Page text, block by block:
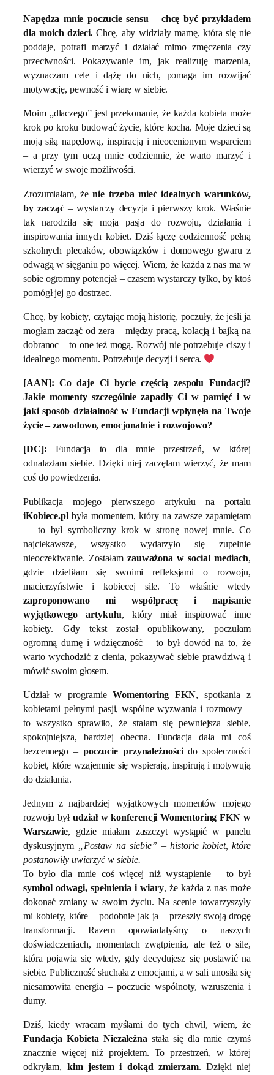
Napędza mnie poczucie sensu – chcę być przykładem
dla moich dzieci. Chcę, aby widziały mamę, która się nie
poddaje, potrafi marzyć i działać mimo zmęczenia czy
przeciwności. Pokazywanie im, jak realizuję marzenia,
wyznaczam cele i dążę do nich, pomaga im rozwijać
motywację, pewność i wiarę w siebie.
Moim „dlaczego” jest przekonanie, że każda kobieta może
krok po kroku budować życie, które kocha. Moje dzieci są
moją siłą napędową, inspiracją i nieocenionym wsparciem
– a przy tym uczą mnie codziennie, że warto marzyć i
wierzyć w swoje możliwości.
Zrozumiałam, żenie trzeba mieć idealnych warunków,
by zacząć– wystarczy decyzja i pierwszy krok. Właśnie
tak narodziła się moja pasja do rozwoju, działania i
inspirowania innych kobiet. Dziś łączę codzienność pełną
szkolnych plecaków, obowiązków i domowego gwaru z
odwagą w sięganiu po więcej. Wiem, że każda z nas ma w
sobie ogromny potencjał – czasem wystarczy tylko, by ktoś
pomógł jej go dostrzec.
Chcę, by kobiety, czytając moją historię, poczuły, że jeśli ja
mogłam zacząć od zera – między pracą, kolacją i bajką na
dobranoc – to one też mogą. Rozwój nie potrzebuje ciszy i
idealnego momentu. Potrzebuje decyzji i serca.
[AAN]: Co daje Ci bycie częścią zespołu Fundacji?
Jakie momenty szczególnie zapadły Ci w pamięć i w
jaki sposób działalność w Fundacji wpłynęła na Twoje
życie – zawodowo, emocjonalnie i rozwojowo?
[DC]: Fundacja to dla mnie przestrzeń, w której
odnalazłam siebie. Dzięki niej zaczęłam wierzyć, że mam
coś do powiedzenia.
Publikacja mojego pierwszego artykułu na portalu
iKobiece.plbyła momentem, który na zawsze zapamiętam
— to był symboliczny krok w stronę nowej mnie. Co
najciekawsze, wszystko wydarzyło się zupełnie
nieoczekiwanie. Zostałam zauważona w social mediach,
gdzie dzieliłam się swoimi refleksjami o rozwoju,
macierzyństwie i kobiecej sile. To właśnie wtedy
zaproponowano mi współpracę i napisanie
wyjątkowego artykułu, który miał inspirować inne
kobiety. Gdy tekst został opublikowany, poczułam
ogromną dumę i wdzięczność – to był dowód na to, że
warto wychodzić z cienia, pokazywać siebie prawdziwą i
mówić swoim głosem.
Udział w programieWomentoring FKN, spotkania z
kobietami pełnymi pasji, wspólne wyzwania i rozmowy –
to wszystko sprawiło, że stałam się pewniejsza siebie,
spokojniejsza, bardziej obecna. Fundacja dała mi coś
bezcennego – poczucie przynależnoścido społeczności
kobiet, które wzajemnie się wspierają, inspirują i motywują
do działania.
Jednym z najbardziej wyjątkowych momentów mojego
rozwoju byłudział w konferencji Womentoring FKN w
Warszawie, gdzie miałam zaszczyt wystąpić w panelu
dyskusyjnym
„Postaw na siebie” – historie kobiet, które
postanowiły uwierzyć w siebie.
To było dla mnie coś więcej niż wystąpienie – to był
symbol odwagi, spełnienia i wiary, że każda z nas może
dokonać zmiany w swoim życiu. Na scenie towarzyszyły
mi kobiety, które – podobnie jak ja – przeszły swoją drogę
transformacji. Razem opowiadałyśmy o naszych
doświadczeniach, momentach zwątpienia, ale też o sile,
która pojawia się wtedy, gdy decydujesz się postawić na
siebie. Publiczność słuchała z emocjami, a w sali unosiła się
niesamowita energia – poczucie wspólnoty, wzruszenia i
dumy.
Dziś, kiedy wracam myślami do tych chwil, wiem, że
Fundacja Kobieta Niezależnastała się dla mnie czymś
znacznie więcej niż projektem. To przestrzeń, w której
odkryłam, kim jestem i dokąd zmierzam. Dzięki niej